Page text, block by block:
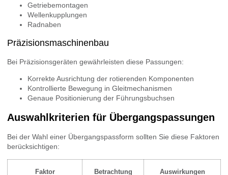
Getriebemontagen
Wellenkupplungen
Radnaben
Präzisionsmaschinenbau
Bei Präzisionsgeräten gewährleisten diese Passungen:
Korrekte Ausrichtung der rotierenden Komponenten
Kontrollierte Bewegung in Gleitmechanismen
Genaue Positionierung der Führungsbuchsen
Auswahlkriterien für Übergangspassungen
Bei der Wahl einer Übergangspassform sollten Sie diese Faktoren
berücksichtigen:
Faktor Betrachtung Auswirkungen